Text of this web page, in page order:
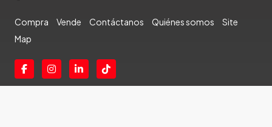
Compra Vende Contáctanos Quiénes somos
Site
Map